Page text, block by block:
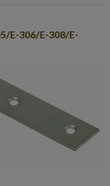
E-306/E-308/E-